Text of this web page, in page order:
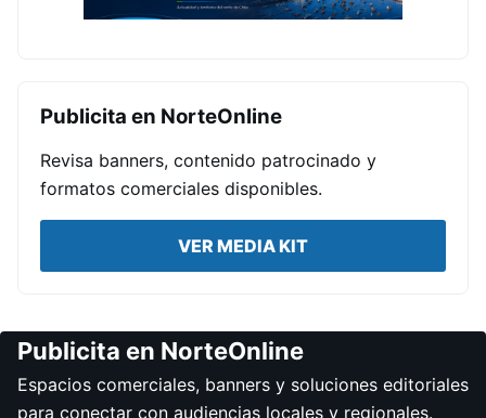
Publicita en NorteOnline
Revisa banners, contenido patrocinado y
formatos comerciales disponibles.
VER MEDIA KIT
Publicita en NorteOnline
Espacios comerciales, banners y soluciones editoriales
para conectar con audiencias locales y regionales.